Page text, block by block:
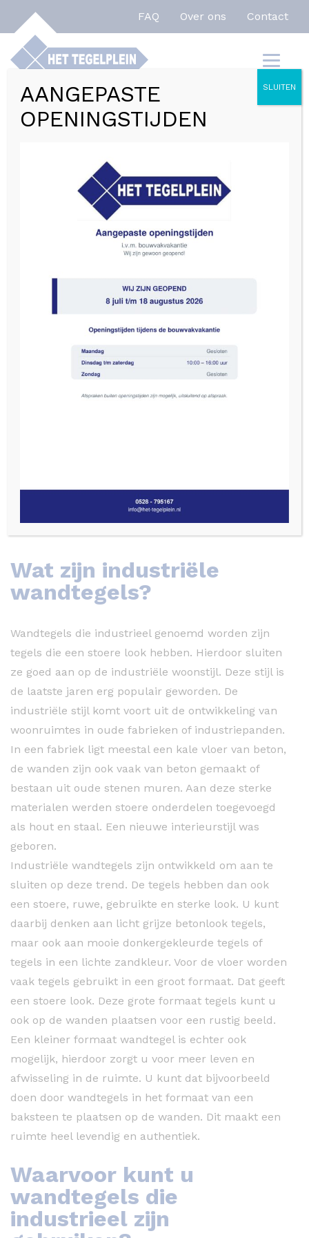
FAQ Over ons Contact
Alles over
industriële
wandtegels; wat
zijn het en waar
kunt u ze voor
gebruiken?
De keus op gebied van wandbekleding is groot. U
zou bijvoorbeeld kunnen kiezen voor behang,
stucwerk, verf of echt hout. De opkomst van
wandtegels is de laatste tijd echter niet te stuiten.
wandtegels precies en waar kunt u wandtegels die
industrieel ogen voor gebruiken? In dit blog kunt u
Wat zijn industriële
wandtegels?
Wandtegels die industrieel genoemd worden zijn
tegels die een stoere look hebben. Hierdoor sluiten
ze goed aan op de industriële woonstijl. Deze stijl is
de laatste jaren erg populair geworden. De
industriële stijl komt voort uit de ontwikkeling van
woonruimtes in oude fabrieken of industriepanden.
In een fabriek ligt meestal een kale vloer van beton,
de wanden zijn ook vaak van beton gemaakt of
bestaan uit oude stenen muren. Aan deze sterke
materialen werden stoere onderdelen toegevoegd
als hout en staal. Een nieuwe interieurstijl was
geboren.
Industriële wandtegels zijn ontwikkeld om aan te
sluiten op deze trend. De tegels hebben dan ook
een stoere, ruwe, gebruikte en sterke look. U kunt
daarbij denken aan licht grijze betonlook tegels,
maar ook aan mooie donkergekleurde tegels of
tegels in een lichte zandkleur. Voor de vloer worden
vaak tegels gebruikt in een groot formaat. Dat geeft
een stoere look. Deze grote formaat tegels kunt u
ook op de wanden plaatsen voor een rustig beeld.
Een kleiner formaat wandtegel is echter ook
mogelijk, hierdoor zorgt u voor meer leven en
afwisseling in de ruimte. U kunt dat bijvoorbeeld
doen door wandtegels in het formaat van een
baksteen te plaatsen op de wanden. Dit maakt een
ruimte heel levendig en authentiek.
Waarvoor kunt u
wandtegels die
industrieel zijn
AANGEPASTE
OPENINGSTIJDEN
SLUITEN